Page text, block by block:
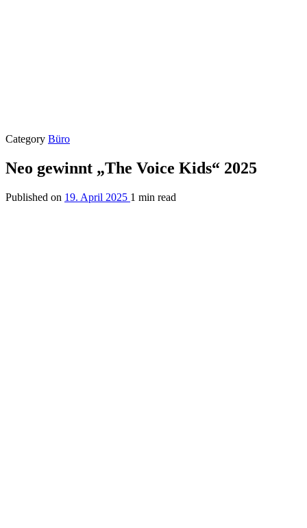
Category Büro
Neo gewinnt „The Voice Kids“ 2025
Published on 19. April 2025 1 min read